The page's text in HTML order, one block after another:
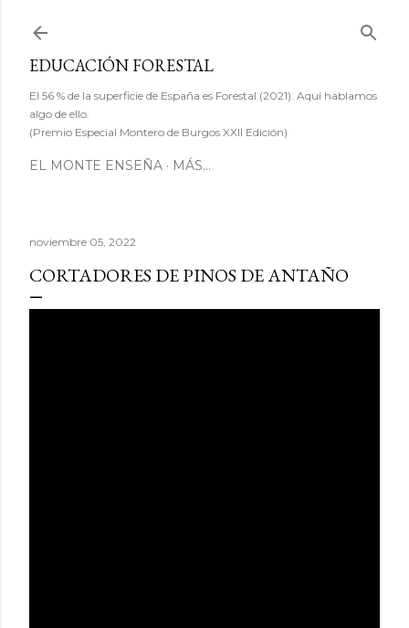
EDUCACIÓN FORESTAL
El 56 % de la superficie de España es Forestal (2021). Aquí hablamos
algo de ello.
(Premio Especial Montero de Burgos XXII Edición)
EL MONTE ENSEÑA MÁS…
noviembre 05, 2022
CORTADORES DE PINOS DE ANTAÑO